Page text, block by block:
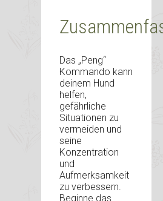
Das „Peng“
Kommando kann
deinem Hund
helfen,
gefährliche
Situationen zu
vermeiden und
seine
Konzentration
und
Aufmerksamkeit
zu verbessern.
Beginne das